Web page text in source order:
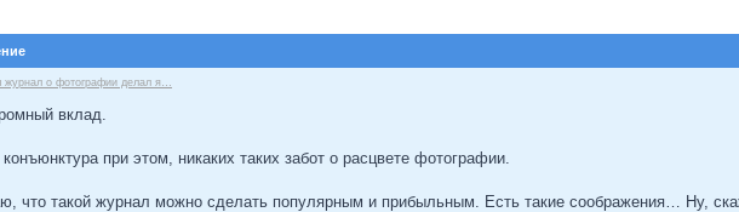
журнал о фотографии делал я…
вклад.
при этом, никаких таких забот о расцвете фотографии.
что такой журнал можно сделать популярным и прибыльным. Есть такие соображения… Ну,